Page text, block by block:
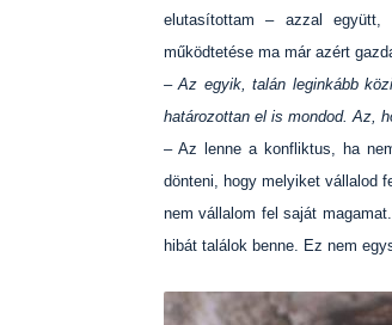
elutasítottam – azzal együtt,
működtetése ma már azért
– Az egyik, talán leginkább
határozottan el is mondod. Az,
– Az lenne a konfliktus, ha
dönteni, hogy melyiket vállalod
nem vállalom fel saját
hibát találok benne. Ez nem